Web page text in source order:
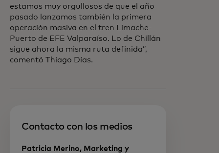
estamos muy orgullosos de que el año
pasado lanzamos también la primera
operación masiva en el tren Limache-
Puerto de EFE Valparaíso. Lo de Chillán
sigue ahora la misma ruta definida”,
comentó Thiago Días.
Contacto con los medios
Patricia Merino, Marketing y